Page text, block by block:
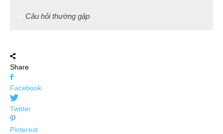
Câu hỏi thường gặp
Share
Facebook
Twitter
Pinterest